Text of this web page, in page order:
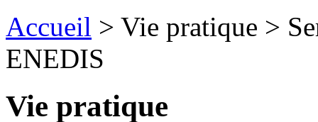
Accueil > Vie pratique >
ENEDIS
Vie pratique